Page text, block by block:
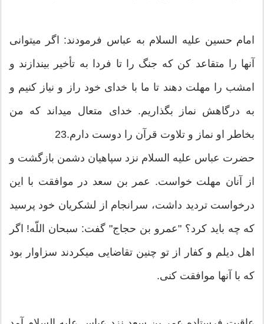
امام حسین علیه‏ السلام به عباس فرمودند: اگر مي‏توانی
آنها را متقاعد كن كه جنگ را تا فردا به تأخیر بیندازند و
امشب را مهلت دهند تا ما با خدای خود راز و نیاز كنیم و
به درگاهش نماز بگذاریم. خدای متعال مي‏داند كه من
بخاطر او نماز و تلاوت قرآن را دوست دارم.23
حضرت عباس علیه ‏السلام نزد سپاهیان دشمن بازگشت و
از آنان مهلت خواست. عمر بن سعد در موافقت با این
درخواست تردید داشت، سرانجام از لشكریان خود پرسید
كه چه باید كرد؟ "عمرو بن حجاج" گفت: سبحان اللّه‏! اگر
اهل دیلم و كفار از تو چنین تقاضایی مي‏كردند سزاوار بود
كه با آنها موافقت كنی.